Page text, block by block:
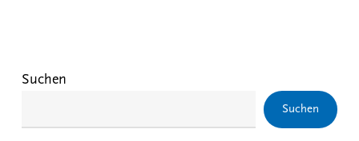
Suchen
Suchen